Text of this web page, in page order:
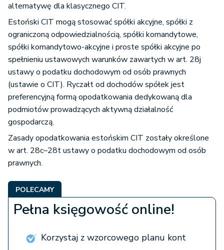
alternatywę dla klasycznego CIT.
Estoński CIT mogą stosować spółki akcyjne, spółki z
ograniczoną odpowiedzialnością, spółki komandytowe,
spółki komandytowo-akcyjne i proste spółki akcyjne po
spełnieniu ustawowych warunków zawartych w art. 28j
ustawy o podatku dochodowym od osób prawnych
(ustawie o CIT). Ryczałt od dochodów spółek jest
preferencyjną formą opodatkowania dedykowaną dla
podmiotów prowadzących aktywną działalność
gospodarczą.
Zasady opodatkowania estońskim CIT zostały określone
w art. 28c–28t ustawy o podatku dochodowym od osób
prawnych.
POLECAMY
Pełna księgowość online!
Korzystaj z wzorcowego planu kont